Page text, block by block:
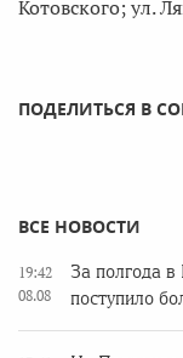
Котовского; ул.
ПОДЕЛИТЬСЯ В
ВСЕ НОВОСТИ
19:42
08.08
За полгода
поступило